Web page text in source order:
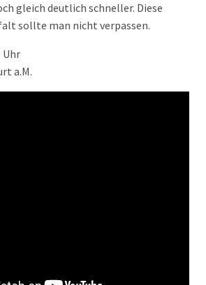
gleich deutlich schneller. Diese
sollte man nicht verpassen.
Uhr
a.M.